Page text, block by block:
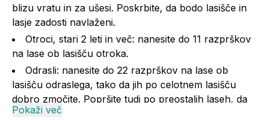
blizu vratu in za ušesi. Poskrbite, da bodo lasišče in
lasje zadosti navlaženi.
Otroci, stari 2 leti in več: nanesite do 11 razprškov
na lase ob lasišču otroka.
Odrasli: nanesite do 22 razprškov na lase ob
lasišču odraslega, tako da jih po celotnem lasišču
dobro zmočite. Popršite tudi po preostalih laseh, da
jih popolnoma zmočite.
Pokaži več